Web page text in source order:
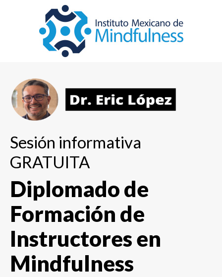
Sesión informativa
GRATUITA
Diplomado de
Formación de
Instructores en
Mindfulness